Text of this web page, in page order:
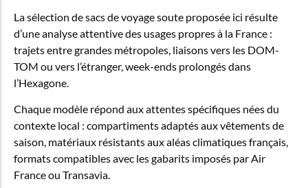
La sélection de sacs de voyage soute proposée ici résulte
d’une analyse attentive des usages propres à la France :
trajets entre grandes métropoles, liaisons vers les DOM-
TOM ou vers l’étranger, week-ends prolongés dans
l’Hexagone.
Chaque modèle répond aux attentes spécifiques nées du
contexte local : compartiments adaptés aux vêtements de
saison, matériaux résistants aux aléas climatiques français,
formats compatibles avec les gabarits imposés par Air
France ou Transavia.